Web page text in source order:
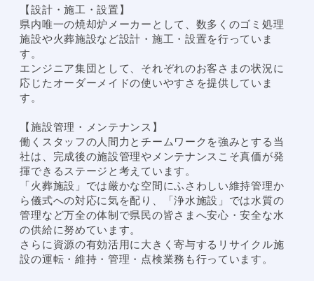
【設計・施工・設置】
県内唯一の焼却炉メーカーとして、数多くのゴミ処理
施設や火葬施設など設計・施工・設置を行っていま
す。
エンジニア集団として、それぞれのお客さまの状況に
応じたオーダーメイドの使いやすさを提供していま
す。
【施設管理・メンテナンス】
働くスタッフの人間力とチームワークを強みとする当
社は、完成後の施設管理やメンテナンスこそ真価が発
揮できるステージと考えています。
「火葬施設」では厳かな空間にふさわしい維持管理か
ら儀式への対応に気を配り、「浄水施設」では水質の
管理など万全の体制で県民の皆さまへ安心・安全な水
の供給に努めています。
さらに資源の有効活用に大きく寄与するリサイクル施
設の運転・維持・管理・点検業務も行っています。